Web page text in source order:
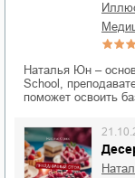
Наталья Юн –
School,
поможет освоить